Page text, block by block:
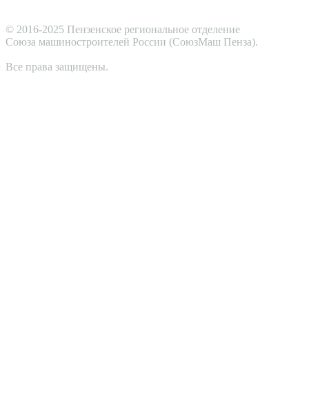
© 2016-2025 Пензенское региональное отделение
Cоюза машиностроителей России (СоюзМаш Пенза).
Все права защищены.